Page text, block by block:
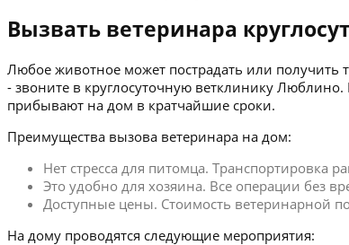
Вызвать ветеринара
Любое животное может пострадать или получить
- звоните в круглосуточную ветклинику
прибывают на дом в кратчайшие сроки.
Преимущества вызова ветеринара на дом:
Нет стресса для питомца. Транспортировка
Это удобно для хозяина. Все операции без
Доступные цены. Стоимость ветеринарной
На дому проводятся следующие мероприятия: